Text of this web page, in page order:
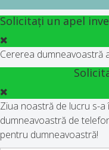
Solicitați un apel
Cererea dumneavoastră
Ziua noastră de lucru s-a
dumneavoastră de
pentru dumneavoastră!